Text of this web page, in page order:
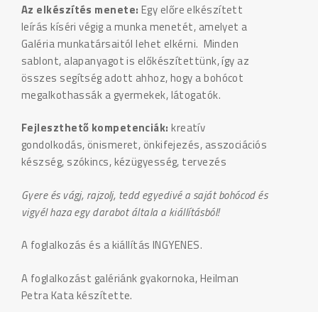
Az elkészítés menete: Egy előre elkészített
leírás kíséri végig a munka menetét, amelyet a
Galéria munkatársaitól lehet elkérni. Minden
sablont, alapanyagot is előkészítettünk, így az
összes segítség adott ahhoz, hogy a bohócot
megalkothassák a gyermekek, látogatók.
Fejleszthető kompetenciák: kreatív
gondolkodás, önismeret, önkifejezés, asszociációs
készség, szókincs, kézügyesség, tervezés
Gyere és vágj, rajzolj, tedd egyedivé a saját bohócod és
vigyél haza egy darabot általa a kiállításból!
A foglalkozás és a kiállítás INGYENES.
A foglalkozást galériánk gyakornoka, Heilman
Petra Kata készítette.